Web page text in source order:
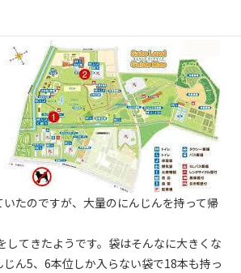
たのですが、大量のにんじんを持って帰
してきたようです。袋はそんなに大きくな
じん5、6本位しか入らない袋で18本も持っ